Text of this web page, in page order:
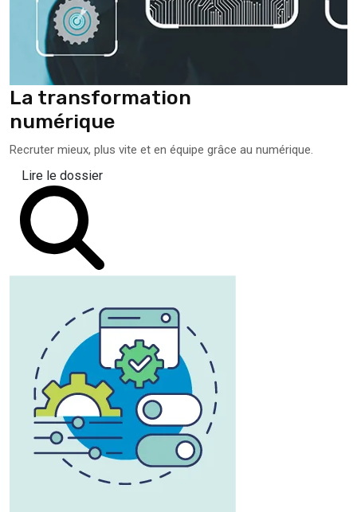
La transformation
numérique
Recruter mieux, plus vite et en équipe grâce au numérique.
Lire le dossier